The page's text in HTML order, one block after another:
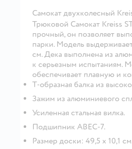
Самокат двухколесный
Трюковой Самокат Kreiss
прочный, он позволяет
парки. Модель
см. Дека выполнена из
к серьезным испытаниям.
обеспечивает плавную и
Т-образная балка из
Зажим из алюминиевого
Усиленная стальная вилка.
Подшипник ABEC-7.
Размер доски: 49,5 х 10,1